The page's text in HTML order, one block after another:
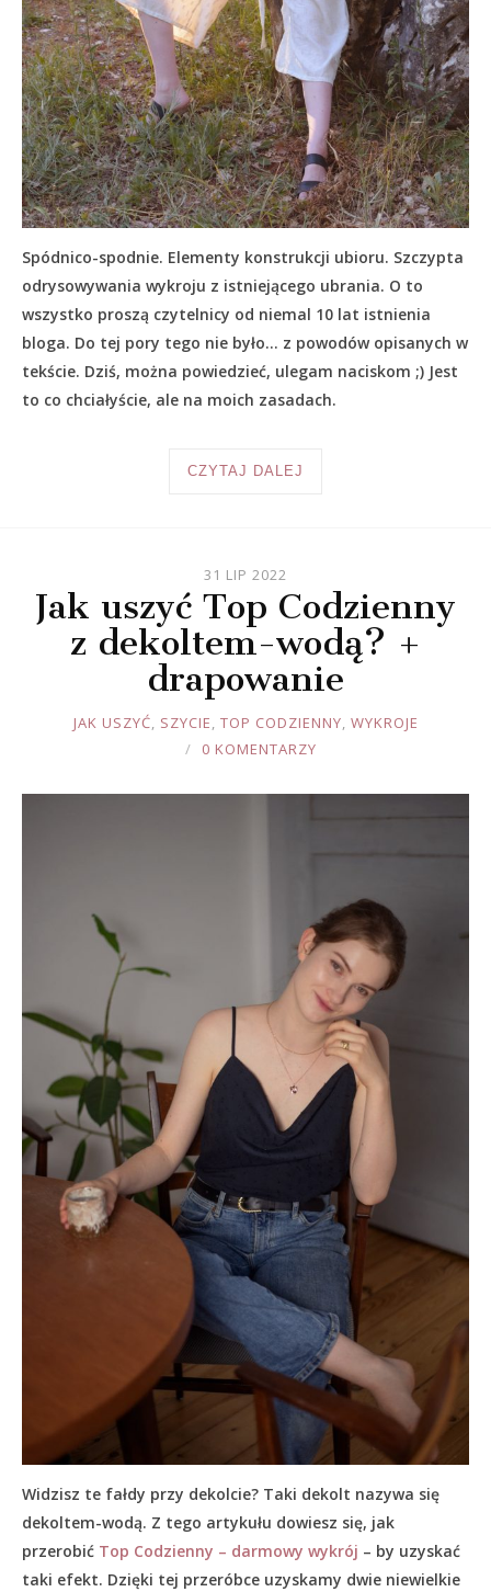
Spódnico-spodnie. Elementy konstrukcji ubioru. Szczypta
odrysowywania wykroju z istniejącego ubrania. O to
wszystko proszą czytelnicy od niemal 10 lat istnienia
bloga. Do tej pory tego nie było… z powodów opisanych w
tekście. Dziś, można powiedzieć, ulegam naciskom ;) Jest
to co chciałyście, ale na moich zasadach.
CZYTAJ DALEJ
31 LIP 2022
Jak uszyć Top Codzienny
z dekoltem-wodą? +
drapowanie
JOULE
JAK USZYĆ, SZYCIE, TOP CODZIENNY, WYKROJE
0 KOMENTARZY
Widzisz te fałdy przy dekolcie? Taki dekolt nazywa się
dekoltem-wodą. Z tego artykułu dowiesz się, jak
przerobić Top Codzienny – darmowy wykrój – by uzyskać
taki efekt. Dzięki tej przeróbce uzyskamy dwie niewielkie